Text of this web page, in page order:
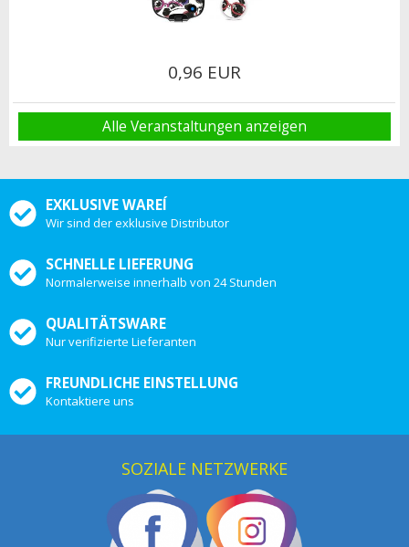
0,96 EUR
Alle Veranstaltungen anzeigen
EXKLUSIVE WAREÍ
Wir sind der exklusive Distributor
SCHNELLE LIEFERUNG
Normalerweise innerhalb von 24 Stunden
QUALITÄTSWARE
Nur verifizierte Lieferanten
FREUNDLICHE EINSTELLUNG
Kontaktiere uns
SOZIALE NETZWERKE